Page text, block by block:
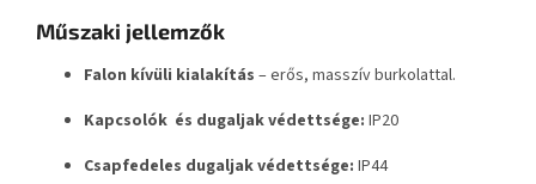
Műszaki jellemzők
Falon kívüli kialakítás – erős, masszív burkolattal.
Kapcsolók és dugaljak védettsége: IP20
Csapfedeles dugaljak védettsége: IP44